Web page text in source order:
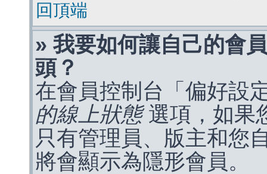
回頂端
» 我要如何讓自己的會
頭？
在會員控制台「偏好設
的線上狀態選項，如果
只有管理員、版主和您
將會顯示為隱形會員。